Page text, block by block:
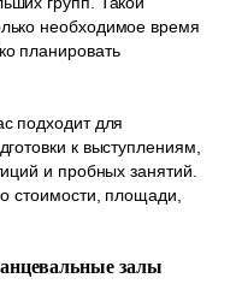
необходимое время
планировать
подходит для
к выступлениям,
и пробных занятий.
стоимости, площади,
залы